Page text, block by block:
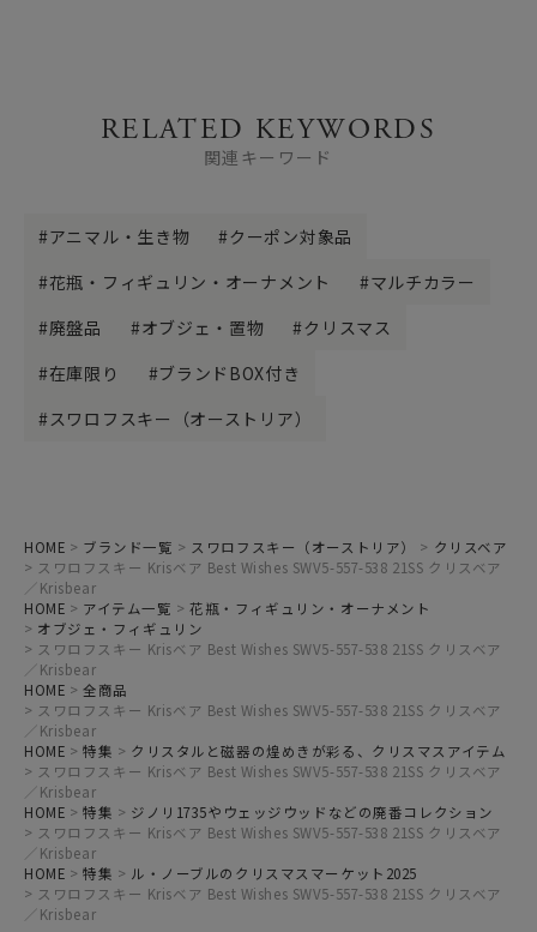
RELATED KEYWORDS
関連キーワード
アニマル・生き物
クーポン対象品
花瓶・フィギュリン・オーナメント
マルチカラー
廃盤品
オブジェ・置物
クリスマス
在庫限り
ブランドBOX付き
スワロフスキー（オーストリア）
HOME ブランド一覧 スワロフスキー（オーストリア）
クリスベア
スワロフスキー Krisベア Best Wishes SWV5-557-538 21SS クリスベア
／Krisbear
HOME
アイテム一覧
花瓶・フィギュリン・オーナメント
オブジェ・フィギュリン
スワロフスキー Krisベア Best Wishes SWV5-557-538 21SS クリスベア
／Krisbear
HOME
全商品
スワロフスキー Krisベア Best Wishes SWV5-557-538 21SS クリスベア
／Krisbear
HOME
特集
クリスタルと磁器の煌めきが彩る、クリスマスアイテム
スワロフスキー Krisベア Best Wishes SWV5-557-538 21SS クリスベア
／Krisbear
HOME
特集
ジノリ1735やウェッジウッドなどの廃番コレクション
スワロフスキー Krisベア Best Wishes SWV5-557-538 21SS クリスベア
／Krisbear
HOME
特集
ル・ノーブルのクリスマスマーケット2025
スワロフスキー Krisベア Best Wishes SWV5-557-538 21SS クリスベア
／Krisbear